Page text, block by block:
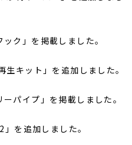
ク」を掲載しました。
キット」を追加しました。
パイプ」を掲載しました。
を追加しました。